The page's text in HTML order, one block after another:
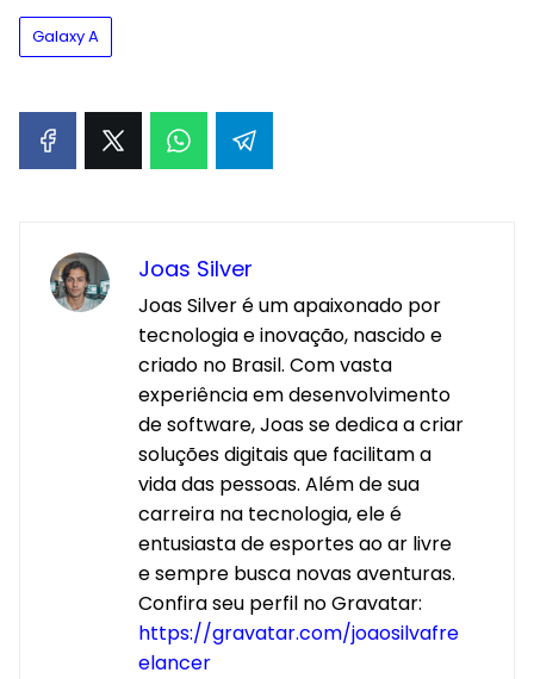
Galaxy A
Joas Silver
Joas Silver é um apaixonado por
tecnologia e inovação, nascido e
criado no Brasil. Com vasta
experiência em desenvolvimento
de software, Joas se dedica a criar
soluções digitais que facilitam a
vida das pessoas. Além de sua
carreira na tecnologia, ele é
entusiasta de esportes ao ar livre
e sempre busca novas aventuras.
Confira seu perfil no Gravatar:
https://gravatar.com/joaosilvafre
elancer